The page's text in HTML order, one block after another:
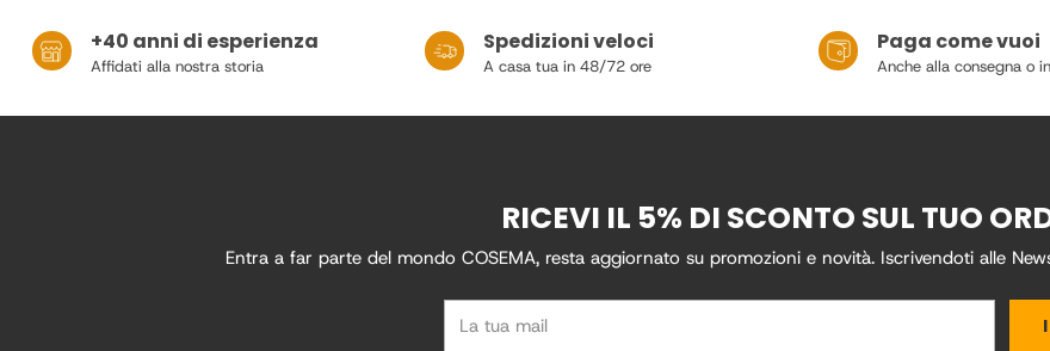
+40 anni di esperienza
Affidati alla nostra storia
Spedizioni veloci
A casa tua in 48/72 ore
Paga come vuoi
Anche alla consegna o
RICEVI IL 5% DI SCONTO SUL TUO
Entra a far parte del mondo COSEMA, resta aggiornato su promozioni e novità. Iscrivendoti alle
tua